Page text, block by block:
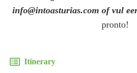
info@intoasturias.com of vul
pronto!
Itinerary